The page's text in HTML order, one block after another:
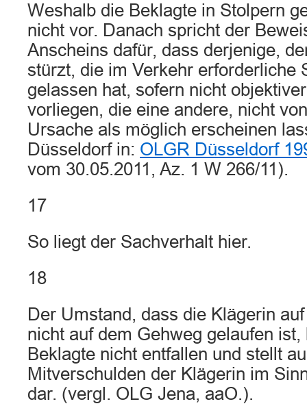
Weshalb die Beklagte in Stolpern
nicht vor. Danach spricht der
Anscheins dafür, dass derjenige,
stürzt, die im Verkehr erforderliche
gelassen hat, sofern nicht
vorliegen, die eine andere, nicht
Ursache als möglich erscheinen
Düsseldorf in: OLGR Düsseldorf
vom 30.05.2011, Az. 1 W 266/11).
17
So liegt der Sachverhalt hier.
18
Der Umstand, dass die Klägerin
nicht auf dem Gehweg gelaufen
Beklagte nicht entfallen und stellt
Mitverschulden der Klägerin im
dar. (vergl. OLG Jena, aaO.).